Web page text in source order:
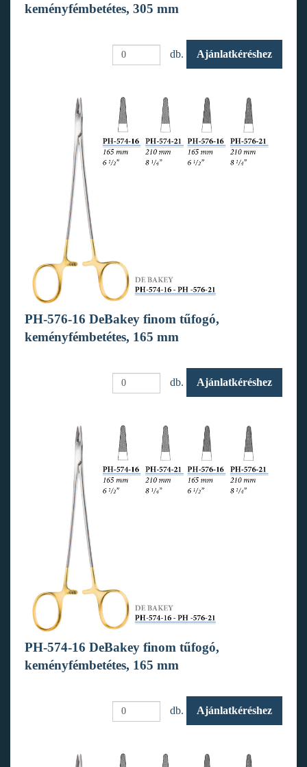
keményfémbetétes, 305 mm
db. Ajánlatkéréshez
PH-576-16 DeBakey finom tűfogó,
keményfémbetétes, 165 mm
db. Ajánlatkéréshez
PH-574-16 DeBakey finom tűfogó,
keményfémbetétes, 165 mm
db. Ajánlatkéréshez